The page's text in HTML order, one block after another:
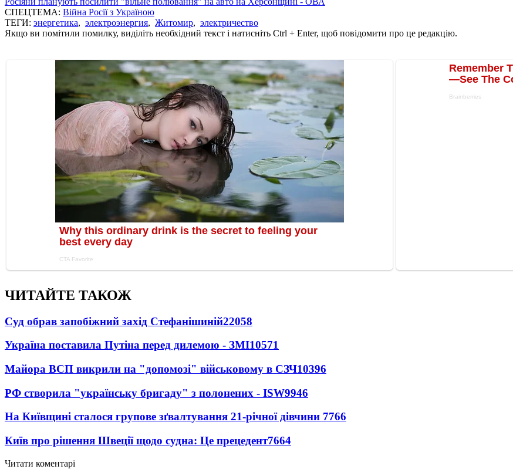
СПЕЦТЕМА: Війна Росії з Україною
ТЕГИ: энергетика, электроэнергия, Житомир, электричество
Якщо ви помітили помилку, виділіть необхідний текст і натисніть Ctrl + Enter, щоб повідомити про це редакцію.
ЧИТАЙТЕ ТАКОЖ
Суд обрав запобіжний захід Стефанішиній22058
Україна поставила Путіна перед дилемою - ЗМІ10571
Майора ВСП викрили на "допомозі" військовому в СЗЧ10396
РФ створила "українську бригаду" з полонених - ISW9946
На Київщині сталося групове зґвалтування 21-річної дівчини 7766
Київ про рішення Швеції щодо судна: Це прецедент7664
Читати коментарі